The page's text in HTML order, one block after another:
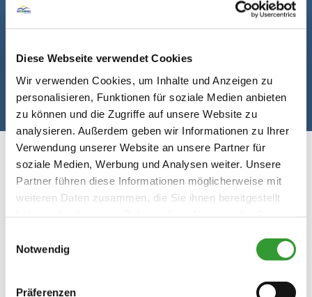
Diese Webseite verwendet Cookies
Wir verwenden Cookies, um Inhalte und Anzeigen zu
personalisieren, Funktionen für soziale Medien anbieten
zu können und die Zugriffe auf unsere Website zu
analysieren. Außerdem geben wir Informationen zu Ihrer
Verwendung unserer Website an unsere Partner für
soziale Medien, Werbung und Analysen weiter. Unsere
Partner führen diese Informationen möglicherweise mit
weiteren Daten zusammen, die Sie ihnen bereitgestellt
Notwendig
Präferenzen
©
Chiemgauer Bäderwelt